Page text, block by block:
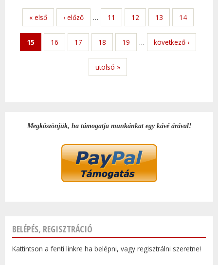
« első ‹ előző … 11 12 13 14
15 16 17 18 19 … következő ›
utolsó »
Megköszönjük, ha támogatja munkánkat egy kávé árával!
BELÉPÉS, REGISZTRÁCIÓ
Kattintson a fenti linkre ha belépni, vagy regisztrálni szeretne!